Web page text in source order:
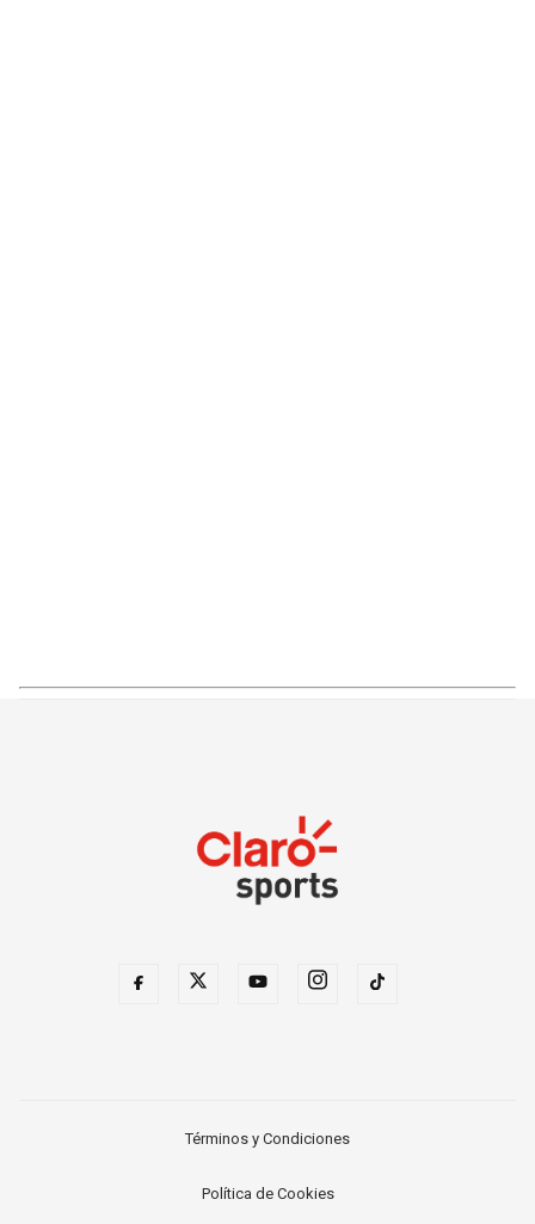
Términos y Condiciones
Política de Cookies